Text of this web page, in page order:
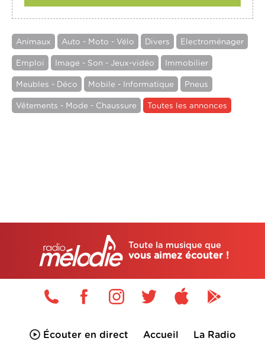
Animaux Auto - Moto - Vélo Divers Electroménager
Emploi Image - Son - Jeux-vidéo Immobilier
Meubles - Déco Mobile - Informatique Pneus
Vêtements - Mode - Chaussure Toutes les annonces
Toute la musique que
vous aimez écouter !
Écouter en direct Accueil La Radio